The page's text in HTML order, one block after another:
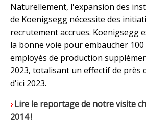
Naturellement, l'expansion des
de Koenigsegg nécessite des
recrutement accrues. Koenigsegg
la bonne voie pour embaucher
employés de production
2023, totalisant un effectif de près
d'ici 2023.
Lire le reportage de notre visite
2014 !